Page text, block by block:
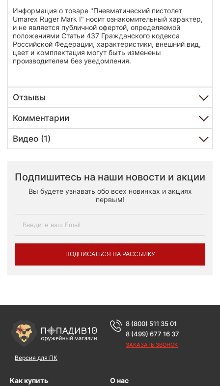
Информация о товаре "Пневматический пистолет
Umarex Ruger Mark I" носит ознакомительный характер,
и не является публичной офертой, определяемой
положениями Статьи 437 Гражданского кодекса
Российской Федерации, характеристики, внешний вид,
цвет и комплектация могут быть изменены
производителем без уведомления.
Отзывы
Комментарии
Видео (1)
Подпишитесь на наши новости и акции
Вы будете узнавать обо всех новинках и акциях
первым!
ПОДПИСАТЬСЯ НА РАССЫЛКУ
Версия для ПК
8 (800) 511 35 01
8 (499) 677 16 37
ЗАКАЗАТЬ ЗВОНОК
Как купить О нас